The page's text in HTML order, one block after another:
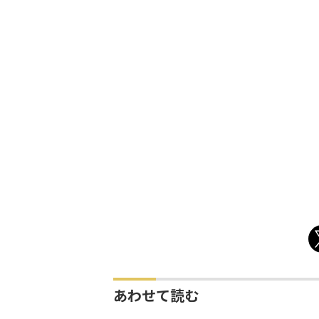
あわせて読む